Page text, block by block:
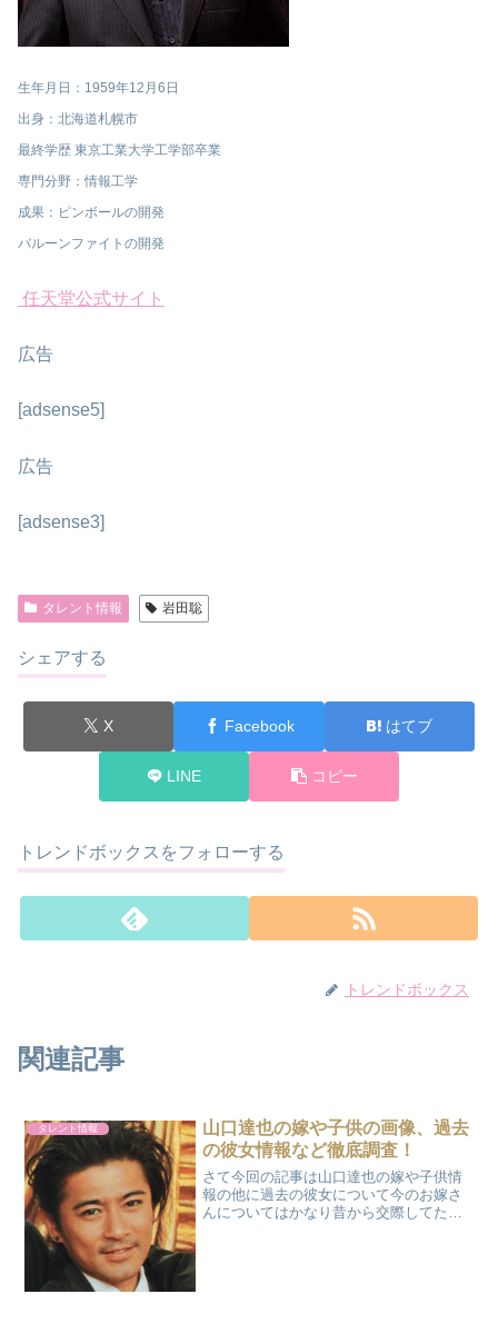
生年月日：1959年12月6日
出身：北海道札幌市
最終学歴 東京工業大学工学部卒業
専門分野：情報工学
成果：ピンボールの開発
バルーンファイトの開発
任天堂公式サイト
広告
[adsense5]
広告
[adsense3]
タレント情報 岩田聡
シェアする
X Facebook はてブ
LINE コピー
トレンドボックスをフォローする
トレンドボックス
関連記事
タレント情報
山口達也の嫁や子供の画像、過去
の彼女情報など徹底調査！
さて今回の記事は山口達也の嫁や子供情
報の他に過去の彼女について今のお嫁さ
んについてはかなり昔から交際してたよ